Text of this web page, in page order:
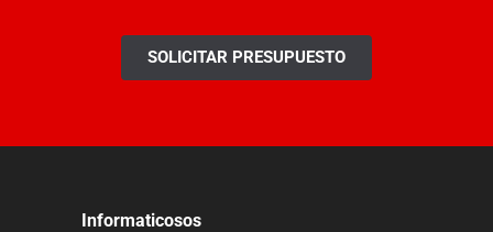
SOLICITAR PRESUPUESTO
Informaticosos